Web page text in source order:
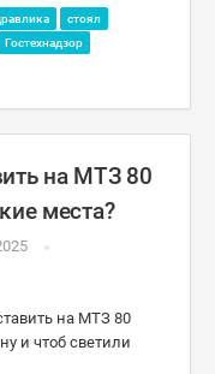
стоял
Гостехнадзор
на МТЗ 80
места?
на МТЗ 80
и чтоб светили